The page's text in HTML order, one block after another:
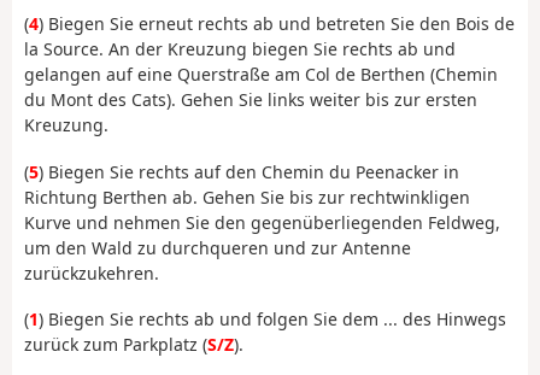
(4) Biegen Sie erneut rechts ab und betreten Sie den Bois de
la Source. An der Kreuzung biegen Sie rechts ab und
gelangen auf eine Querstraße am Col de Berthen (Chemin
du Mont des Cats). Gehen Sie links weiter bis zur ersten
Kreuzung.
(5) Biegen Sie rechts auf den Chemin du Peenacker in
Richtung Berthen ab. Gehen Sie bis zur rechtwinkligen
Kurve und nehmen Sie den gegenüberliegenden Feldweg,
um den Wald zu durchqueren und zur Antenne
zurückzukehren.
(1) Biegen Sie rechts ab und folgen Sie dem ... des Hinwegs
zurück zum Parkplatz (S/Z).